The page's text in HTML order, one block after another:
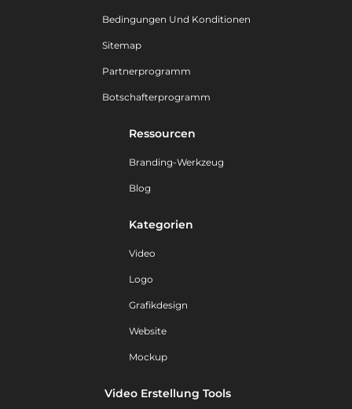
Bedingungen Und Konditionen
Sitemap
Partnerprogramm
Botschafterprogramm
Ressourcen
Branding-Werkzeug
Blog
Kategorien
Video
Logo
Grafikdesign
Website
Mockup
Video Erstellung Tools